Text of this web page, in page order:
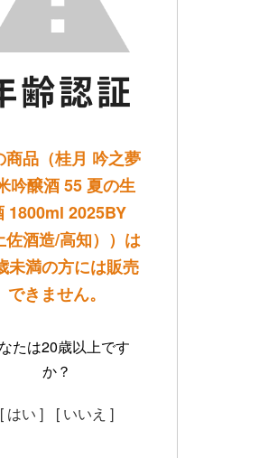
商品（桂月 吟之夢
吟醸酒 55 夏の生
1800ml 2025BY
佐酒造/高知））は
未満の方には販売
できません。
たは20歳以上です
か？
[ はい ] [ いいえ ]